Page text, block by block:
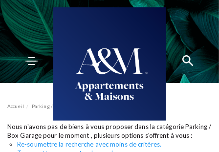
ACCUEIL
ACHETER
BIENS VENDUS
LOUER
ÉQUIPE
mon compte EN
Accueil Parking / Box
Nous n'avons pas de biens à vous proposer dans la catégorie Parking /
Box Garage pour le moment , plusieurs options s'offrent à vous :
Re-soumettre la recherche avec moins de critères.